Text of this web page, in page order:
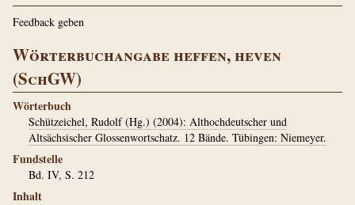
Feedback geben
Wörterbuchangabe heffen, heven
(SchGW)
Wörterbuch
Schützeichel, Rudolf (Hg.) (2004): Althochdeutscher und
Altsächsischer Glossenwortschatz. 12 Bände. Tübingen: Niemeyer.
Fundstelle
Bd. IV, S. 212
Inhalt